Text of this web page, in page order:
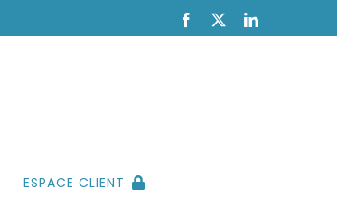
Facebook LinkedIn
ESPACE CLIENT